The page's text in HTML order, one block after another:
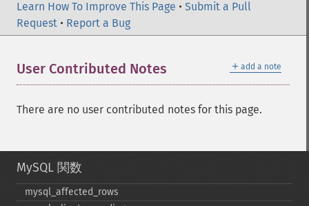
Learn How To Improve This Page • Submit a Pull
Request • Report a Bug
＋ add a note
User Contributed Notes
There are no user contributed notes for this page.
MySQL 関数
mysql_​affected_​rows